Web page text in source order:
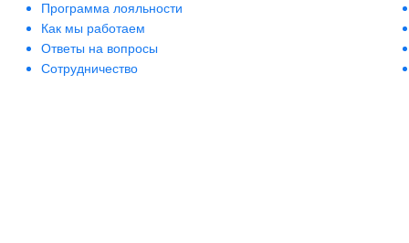
Программа лояльности
Как мы работаем
Ответы на вопросы
Сотрудничество